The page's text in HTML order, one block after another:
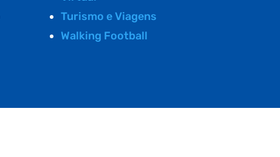
Turismo e Viagens
Walking Football